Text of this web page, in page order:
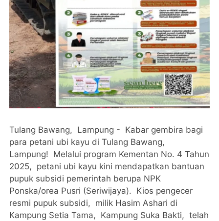
Tulang Bawang, Lampung - Kabar gembira bagi
para petani ubi kayu di Tulang Bawang,
Lampung! Melalui program Kementan No. 4 Tahun
2025, petani ubi kayu kini mendapatkan bantuan
pupuk subsidi pemerintah berupa NPK
Ponska/orea Pusri (Seriwijaya). Kios pengecer
resmi pupuk subsidi, milik Hasim Ashari di
Kampung Setia Tama, Kampung Suka Bakti, telah